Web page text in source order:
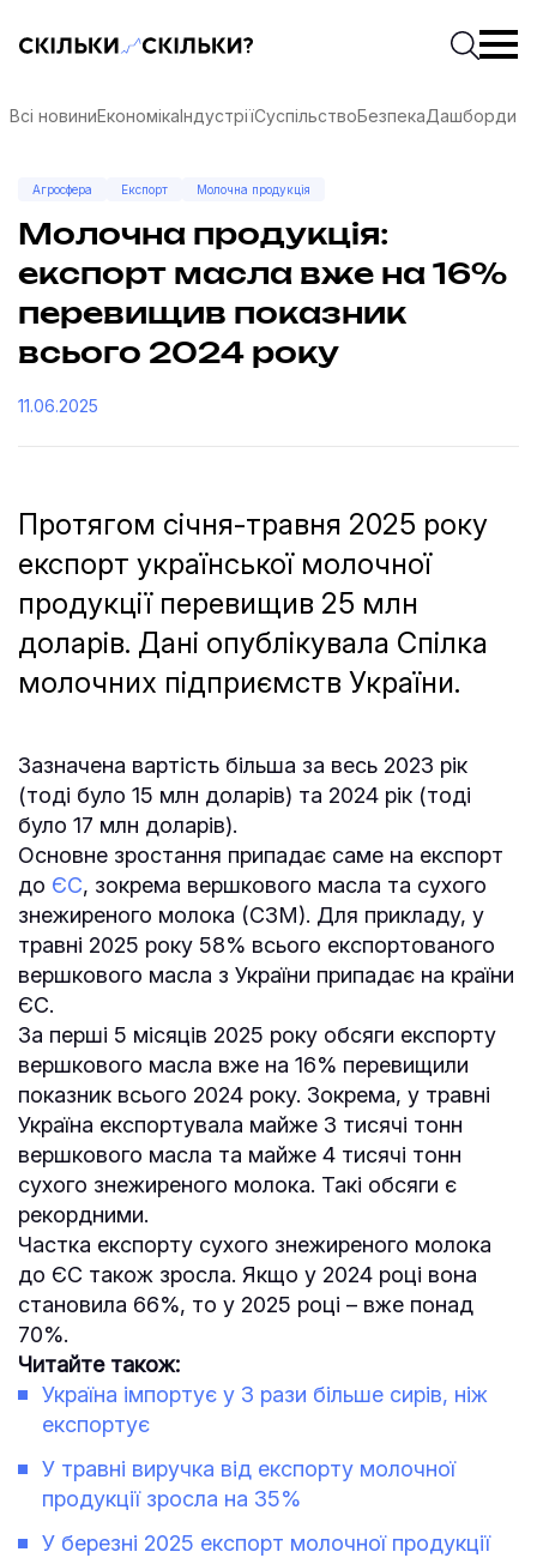
Скільки-скільки? — Медіа про суспільні даніПочати
Всі новиниЕкономікаІндустріїСуспільствоБезпекаДашборди
Агросфера Експорт Молочна продукція
Молочна продукція:
експорт масла вже на 16%
перевищив показник
всього 2024 року
11.06.2025
Протягом січня-травня 2025 року
експорт української молочної
продукції перевищив 25 млн
доларів. Дані опублікувала Спілка
молочних підприємств України.
Зазначена вартість більша за весь 2023 рік
(тоді було 15 млн доларів) та 2024 рік (тоді
було 17 млн доларів).
Основне зростання припадає саме на експорт
до ЄС, зокрема вершкового масла та сухого
знежиреного молока (СЗМ). Для прикладу, у
травні 2025 року 58% всього експортованого
вершкового масла з України припадає на країни
ЄС.
За перші 5 місяців 2025 року обсяги експорту
вершкового масла вже на 16% перевищили
показник всього 2024 року. Зокрема, у травні
Україна експортувала майже 3 тисячі тонн
вершкового масла та майже 4 тисячі тонн
сухого знежиреного молока. Такі обсяги є
рекордними.
Частка експорту сухого знежиреного молока
до ЄС також зросла. Якщо у 2024 році вона
становила 66%, то у 2025 році – вже понад
70%.
Читайте також:
Україна імпортує у 3 рази більше сирів, ніж
експортує
У травні виручка від експорту молочної
продукції зросла на 35%
У березні 2025 експорт молочної продукції